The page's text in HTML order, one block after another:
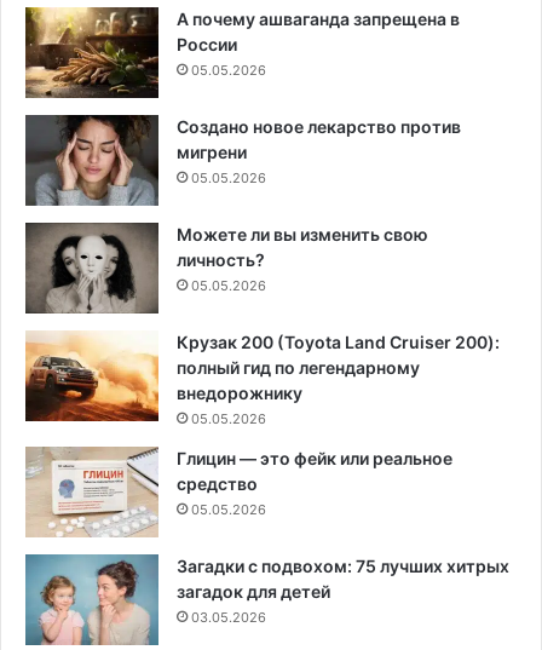
А почему ашваганда запрещена в
России
05.05.2026
Создано новое лекарство против
мигрени
05.05.2026
Можете ли вы изменить свою
личность?
05.05.2026
Крузак 200 (Toyota Land Cruiser 200):
полный гид по легендарному
внедорожнику
05.05.2026
Глицин — это фейк или реальное
средство
05.05.2026
Загадки с подвохом: 75 лучших хитрых
загадок для детей
03.05.2026